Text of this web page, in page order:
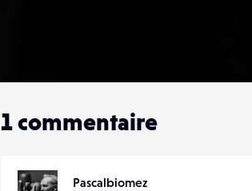
1commentaire
Pascalbiomez